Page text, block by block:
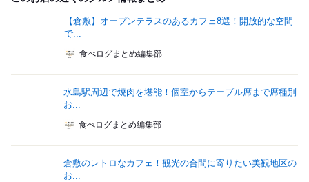
【倉敷】オープンテラスのあるカフェ8選！開放的な空間
で...
食べログまとめ編集部
水島駅周辺で焼肉を堪能！個室からテーブル席まで席種別
お...
食べログまとめ編集部
倉敷のレトロなカフェ！観光の合間に寄りたい美観地区の
お...